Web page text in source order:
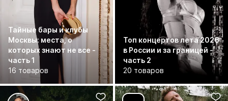
Тайные бары и клубы
Москвы: места, о
которых знают не все -
часть 1
16 товаров
Топ концертов лета 2026
в России и за границей -
часть 2
20 товаров